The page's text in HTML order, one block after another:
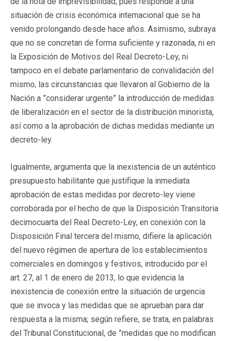
situación de crisis económica internacional que se ha
venido prolongando desde hace años. Asimismo, subraya
que no se concretan de forma suficiente y razonada, ni en
la Exposición de Motivos del Real Decreto-Ley, ni
tampoco en el debate parlamentario de convalidación del
mismo, las circunstancias que llevaron al Gobierno de la
Nación a ”considerar urgente” la introducción de medidas
de liberalización en el sector de la distribución minorista,
así como a la aprobación de dichas medidas mediante un
decreto-ley.
Igualmente, argumenta que la inexistencia de un auténtico
presupuesto habilitante que justifique la inmediata
aprobación de estas medidas por decreto-ley viene
corroborada por el hecho de que la Disposición Transitoria
decimocuarta del Real Decreto-Ley, en conexión con la
Disposición Final tercera del mismo, difiere la aplicación
del nuevo régimen de apertura de los establecimientos
comerciales en domingos y festivos, introducido por el
art. 27, al 1 de enero de 2013, lo que evidencia la
inexistencia de conexión entre la situación de urgencia
que se invoca y las medidas que se aprueban para dar
respuesta a la misma; según refiere, se trata, en palabras
del Tribunal Constitucional, de ”medidas que no modifican